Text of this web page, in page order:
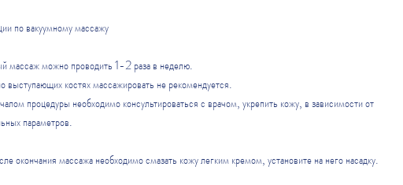
по вакуумному массажу
массаж можно проводить 1-2 раза в неделю.
выступающих костях массажировать не рекомендуется.
процедуры необходимо консультироваться с врачом, укрепить кожу, в зависимости от
параметров.
окончания массажа необходимо смазать кожу легким кремом, установите на него насадку.